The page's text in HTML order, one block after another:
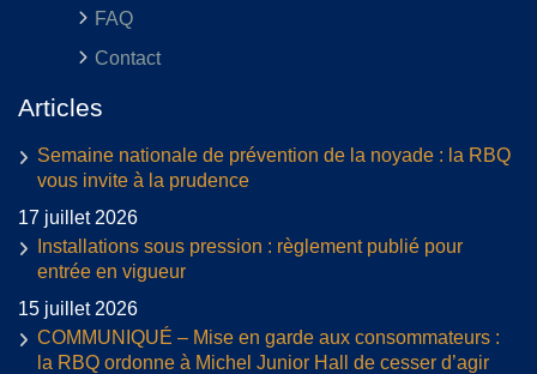
FAQ
Contact
Articles
Semaine nationale de prévention de la noyade : la RBQ
vous invite à la prudence
17 juillet 2026
Installations sous pression : règlement publié pour
entrée en vigueur
15 juillet 2026
COMMUNIQUÉ – Mise en garde aux consommateurs :
la RBQ ordonne à Michel Junior Hall de cesser d’agir